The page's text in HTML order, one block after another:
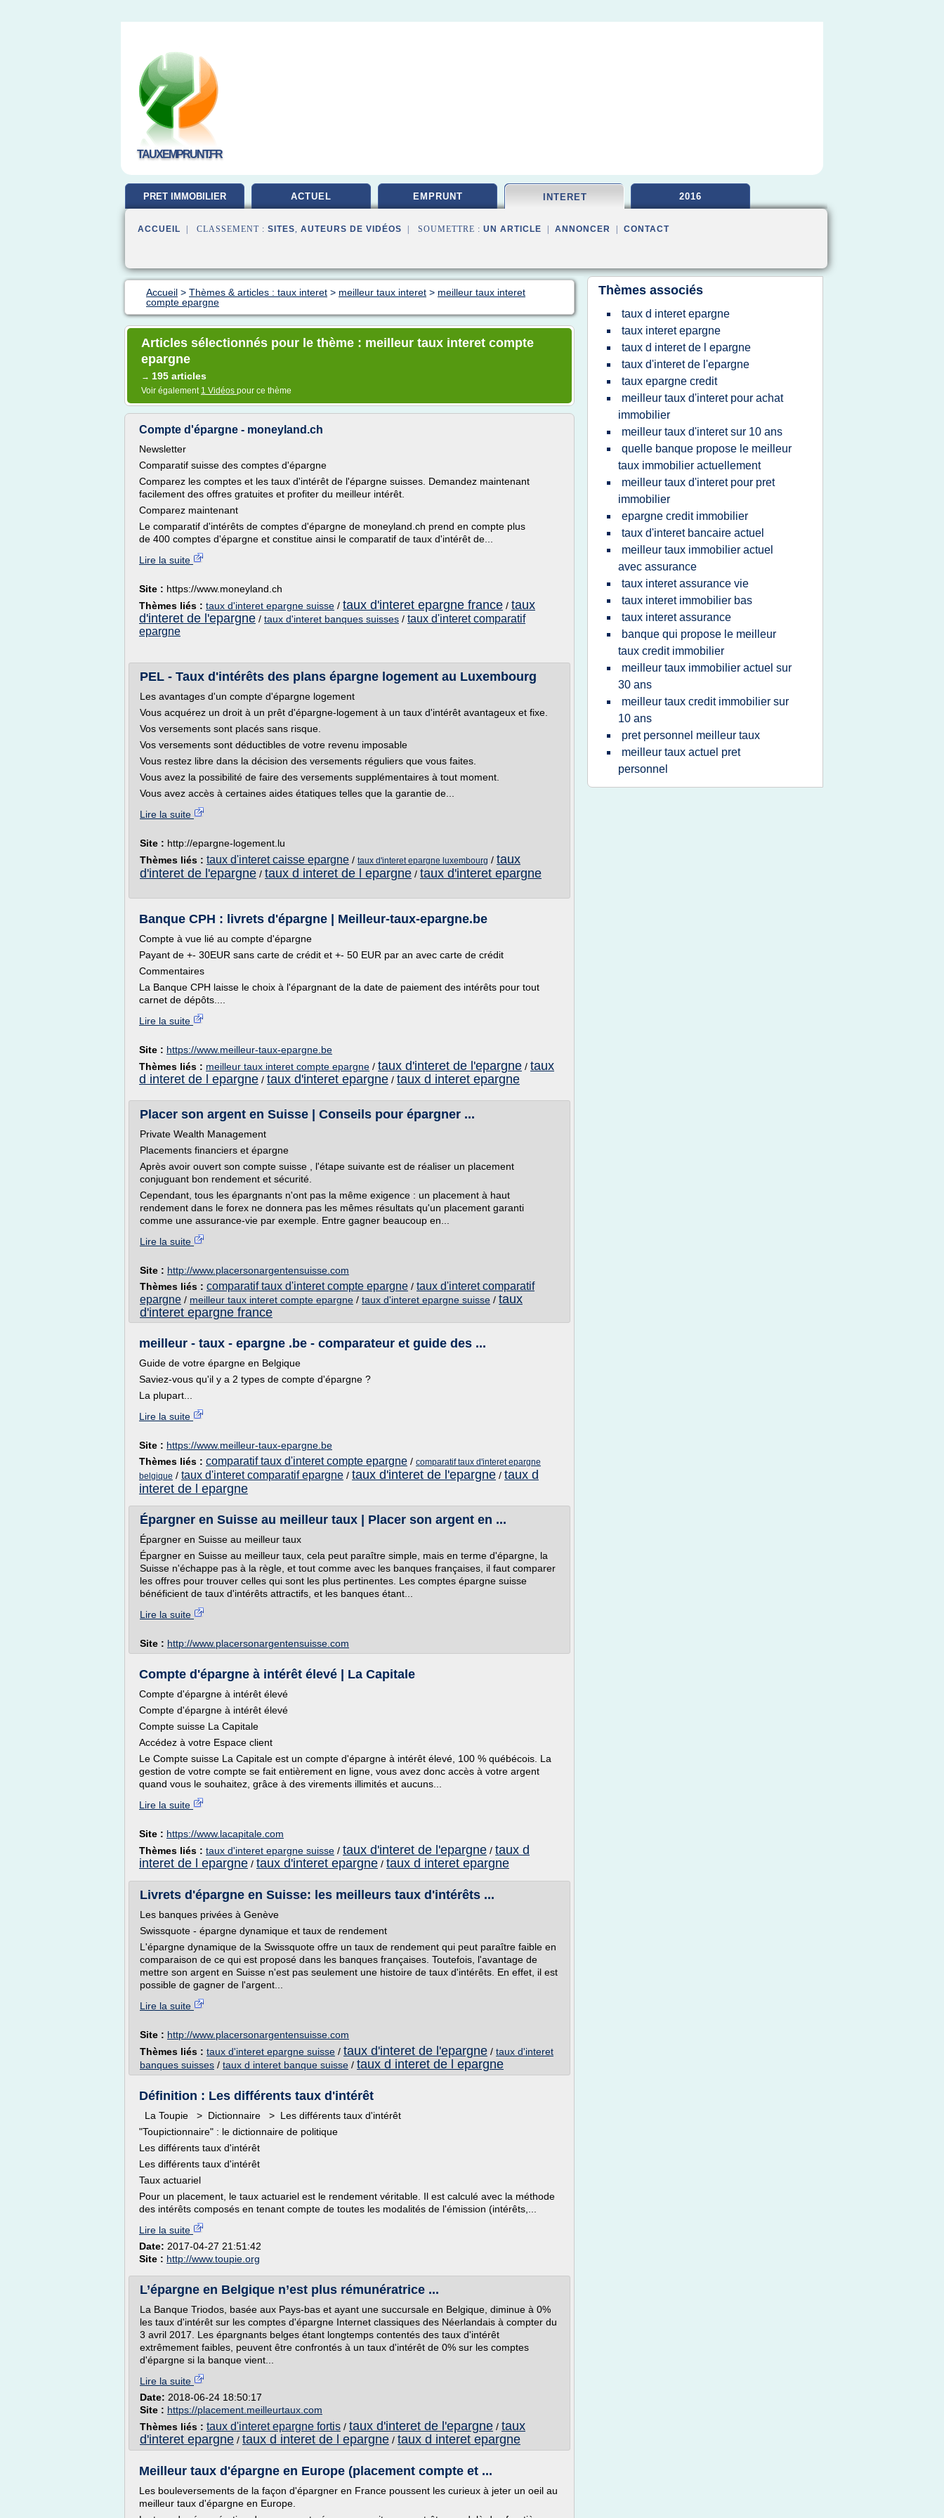
TAUXEMPRUNT.FR
PRET IMMOBILIER ACTUEL EMPRUNT INTERET 2016
ACCUEIL | CLASSEMENT : SITES, AUTEURS DE VIDÉOS | SOUMETTRE : UN ARTICLE ANNONCER CONTACT
Accueil > Thèmes & articles : taux interet > meilleur taux interet > meilleur taux interet
compte epargne
Articles sélectionnés pour le thème : meilleur taux interet compte
epargne
→ 195 articles
Voir également 1 Vidéos pour ce thème
Compte d'épargne - moneyland.ch
Newsletter
Comparatif suisse des comptes d'épargne
Comparez les comptes et les taux d'intérêt de l'épargne suisses. Demandez maintenant
facilement des offres gratuites et profiter du meilleur intérêt.
Comparez maintenant
Le comparatif d'intérêts de comptes d'épargne de moneyland.ch prend en compte plus
de 400 comptes d'épargne et constitue ainsi le comparatif de taux d'intérêt de...
Lire la suite
Site : https://www.moneyland.ch
Thèmes liés : taux d'interet epargne suisse / taux d'interet epargne france / taux
d'interet de l'epargne / taux d'interet banques suisses / taux d'interet comparatif
epargne
PEL - Taux d'intérêts des plans épargne logement au Luxembourg
Les avantages d'un compte d'épargne logement
Vous acquérez un droit à un prêt d'épargne-logement à un taux d'intérêt avantageux et fixe.
Vos versements sont placés sans risque.
Vos versements sont déductibles de votre revenu imposable
Vous restez libre dans la décision des versements réguliers que vous faites.
Vous avez la possibilité de faire des versements supplémentaires à tout moment.
Vous avez accès à certaines aides étatiques telles que la garantie de...
Lire la suite
Site : http://epargne-logement.lu
Thèmes liés : taux d'interet caisse epargne / taux d'interet epargne luxembourg / taux
d'interet de l'epargne / taux d interet de l epargne / taux d'interet epargne
Banque CPH : livrets d'épargne | Meilleur-taux-epargne.be
Compte à vue lié au compte d'épargne
Payant de +- 30EUR sans carte de crédit et +- 50 EUR par an avec carte de crédit
Commentaires
La Banque CPH laisse le choix à l'épargnant de la date de paiement des intérêts pour tout
carnet de dépôts....
Lire la suite
Site : https://www.meilleur-taux-epargne.be
Thèmes liés : meilleur taux interet compte epargne / taux d'interet de l'epargne / taux
d interet de l epargne / taux d'interet epargne / taux d interet epargne
Placer son argent en Suisse | Conseils pour épargner ...
Private Wealth Management
Placements financiers et épargne
Après avoir ouvert son compte suisse , l'étape suivante est de réaliser un placement
conjuguant bon rendement et sécurité.
Cependant, tous les épargnants n'ont pas la même exigence : un placement à haut
rendement dans le forex ne donnera pas les mêmes résultats qu'un placement garanti
comme une assurance-vie par exemple. Entre gagner beaucoup en...
Lire la suite
Site : http://www.placersonargentensuisse.com
Thèmes liés : comparatif taux d'interet compte epargne / taux d'interet comparatif
epargne / meilleur taux interet compte epargne / taux d'interet epargne suisse / taux
d'interet epargne france
meilleur - taux - epargne .be - comparateur et guide des ...
Guide de votre épargne en Belgique
Saviez-vous qu'il y a 2 types de compte d'épargne ?
La plupart...
Lire la suite
Site : https://www.meilleur-taux-epargne.be
Thèmes liés : comparatif taux d'interet compte epargne / comparatif taux d'interet epargne
belgique / taux d'interet comparatif epargne / taux d'interet de l'epargne / taux d
interet de l epargne
Épargner en Suisse au meilleur taux | Placer son argent en ...
Épargner en Suisse au meilleur taux
Épargner en Suisse au meilleur taux, cela peut paraître simple, mais en terme d'épargne, la
Suisse n'échappe pas à la règle, et tout comme avec les banques françaises, il faut comparer
les offres pour trouver celles qui sont les plus pertinentes. Les comptes épargne suisse
bénéficient de taux d'intérêts attractifs, et les banques étant...
Lire la suite
Site : http://www.placersonargentensuisse.com
Compte d'épargne à intérêt élevé | La Capitale
Compte d'épargne à intérêt élevé
Compte d'épargne à intérêt élevé
Compte suisse La Capitale
Accédez à votre Espace client
Le Compte suisse La Capitale est un compte d'épargne à intérêt élevé, 100 % québécois. La
gestion de votre compte se fait entièrement en ligne, vous avez donc accès à votre argent
quand vous le souhaitez, grâce à des virements illimités et aucuns...
Lire la suite
Site : https://www.lacapitale.com
Thèmes liés : taux d'interet epargne suisse / taux d'interet de l'epargne / taux d
interet de l epargne / taux d'interet epargne / taux d interet epargne
Livrets d'épargne en Suisse: les meilleurs taux d'intérêts ...
Les banques privées à Genève
Swissquote - épargne dynamique et taux de rendement
L'épargne dynamique de la Swissquote offre un taux de rendement qui peut paraître faible en
comparaison de ce qui est proposé dans les banques françaises. Toutefois, l'avantage de
mettre son argent en Suisse n'est pas seulement une histoire de taux d'intérêts. En effet, il est
possible de gagner de l'argent...
Lire la suite
Site : http://www.placersonargentensuisse.com
Thèmes liés : taux d'interet epargne suisse / taux d'interet de l'epargne / taux d'interet
banques suisses / taux d interet banque suisse / taux d interet de l epargne
Définition : Les différents taux d'intérêt
La Toupie > Dictionnaire > Les différents taux d'intérêt
"Toupictionnaire" : le dictionnaire de politique
Les différents taux d'intérêt
Les différents taux d'intérêt
Taux actuariel
Pour un placement, le taux actuariel est le rendement véritable. Il est calculé avec la méthode
des intérêts composés en tenant compte de toutes les modalités de l'émission (intérêts,...
Lire la suite
Date: 2017-04-27 21:51:42
Site : http://www.toupie.org
L’épargne en Belgique n’est plus rémunératrice ...
La Banque Triodos, basée aux Pays-bas et ayant une succursale en Belgique, diminue à 0%
les taux d'intérêt sur les comptes d'épargne Internet classiques des Néerlandais à compter du
3 avril 2017. Les épargnants belges étant longtemps contentés des taux d'intérêt
extrêmement faibles, peuvent être confrontés à un taux d'intérêt de 0% sur les comptes
d'épargne si la banque vient...
Lire la suite
Date: 2018-06-24 18:50:17
Site : https://placement.meilleurtaux.com
Thèmes liés : taux d'interet epargne fortis / taux d'interet de l'epargne / taux
d'interet epargne / taux d interet de l epargne / taux d interet epargne
Meilleur taux d'épargne en Europe (placement compte et ...
Les bouleversements de la façon d'épargner en France poussent les curieux à jeter un oeil au
meilleur taux d'épargne en Europe.
Thèmes associés
taux d interet epargne
taux interet epargne
taux d interet de l epargne
taux d'interet de l'epargne
taux epargne credit
meilleur taux d'interet pour achat
immobilier
meilleur taux d'interet sur 10 ans
quelle banque propose le meilleur
taux immobilier actuellement
meilleur taux d'interet pour pret
immobilier
epargne credit immobilier
taux d'interet bancaire actuel
meilleur taux immobilier actuel
avec assurance
taux interet assurance vie
taux interet immobilier bas
taux interet assurance
banque qui propose le meilleur
taux credit immobilier
meilleur taux immobilier actuel sur
30 ans
meilleur taux credit immobilier sur
10 ans
pret personnel meilleur taux
meilleur taux actuel pret
personnel